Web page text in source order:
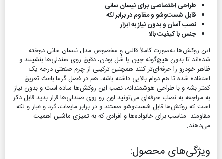
طراحی اختصاصی برای نیسان سانی
قابل شست‌وشو و مقاوم در برابر لکه
نصب آسان و بدون نیاز به ابزار
جنس با کیفیت بالا
این روکش‌ها به‌صورت کاملاً قالبی و مخصوص مدل نیسان سانی دوخته
شده‌اند تا بدون هیچ‌گونه چین یا شُل بودن، دقیق روی صندلی‌ها بنشینند و
ظاهر خودرو را حرفه‌ای‌تر کنند همچنین ترکیبی از چرم صنعتی درجه یک
استفاده شده تا هم دوام بالایی داشته باشه، هم در فصل گرما باعث تعریق
کمتر بشه و با طراحی هوشمندانه، نصب این روکش‌ها ساده است و بدون نیاز
به مراجعه به نصاب حرفه‌ای می‌تونید اون رو روی صندلی‌ها قرار بدید قابل ذکر
است که روکش‌ها قابل شست‌وشو هستند و در برابر مایعات، گرد و غبار و لکه
مقاومند. مناسب برای خانواده‌ها و افرادی که به تمیزی ماشین اهمیت
می‌دهند.
ویژگی‌های محصول: